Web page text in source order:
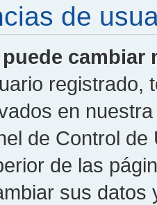
de
registrado,
en
de Control
de las
sus datos